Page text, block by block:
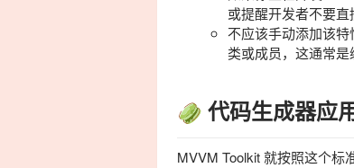
或提醒开发者不要
不应该手动添加该
类或成员，这通常是
代码生成器应
MVVM Toolkit 就按照这个标